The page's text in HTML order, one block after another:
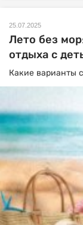
25.07.2025
Лето без
отдыха с
Какие варианты